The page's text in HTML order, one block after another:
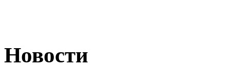
Новости